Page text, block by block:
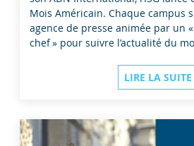
Mois Américain. Chaque campus
agence de presse animée par un
chef » pour suivre l’actualité du
LIRE LA SUITE